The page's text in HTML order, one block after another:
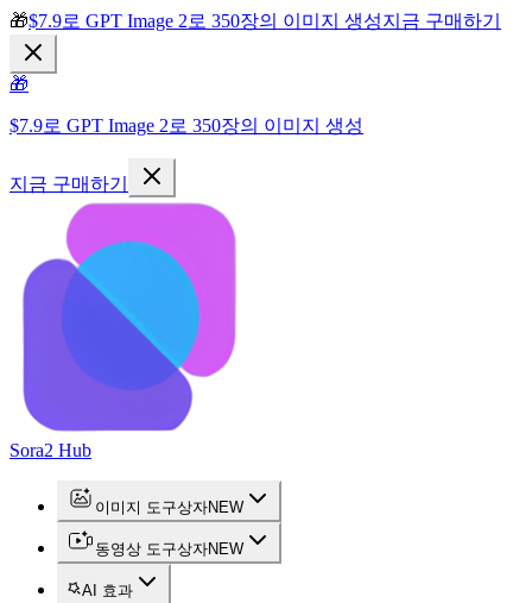
🎁$7.9로 GPT Image 2로 350장의 이미지 생성지금 구매하기
🎁
$7.9로 GPT Image 2로 350장의 이미지 생성
지금 구매하기
Sora2 Hub
이미지 도구상자NEW
동영상 도구상자NEW
AI 효과